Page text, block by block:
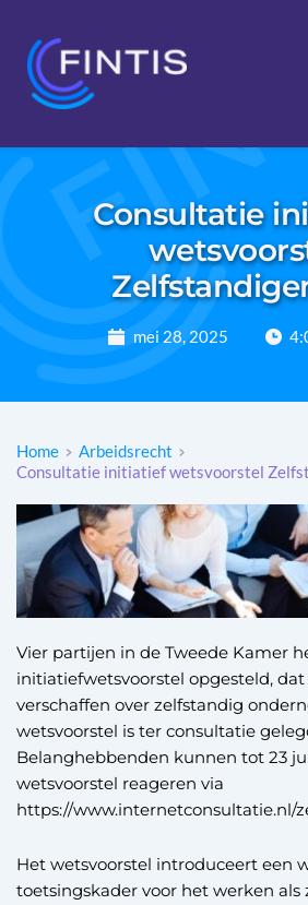
Consultatie
mei 28, 2025
Home
Arbeidsrecht
Consultatie initiatief wetsvoorstel
Vier partijen in de Tweede Kamer
initiatiefwetsvoorstel opgesteld,
verschaffen over zelfstandig
wetsvoorstel is ter consultatie
Belanghebbenden kunnen tot 23
wetsvoorstel reageren via
https://www.internetconsultatie.nl/
Het wetsvoorstel introduceert een
toetsingskader voor het werken als